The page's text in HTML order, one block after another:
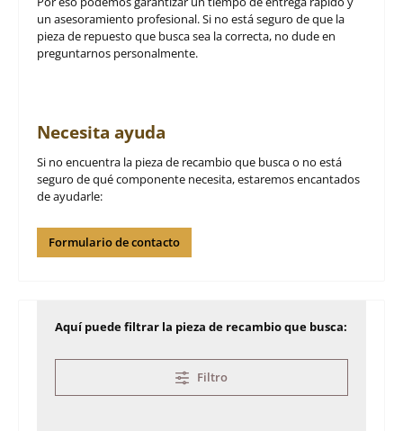
un asesoramiento profesional. Si no está seguro de que la
pieza de repuesto que busca sea la correcta, no dude en
preguntarnos personalmente.
Necesita ayuda
Si no encuentra la pieza de recambio que busca o no está
seguro de qué componente necesita, estaremos encantados
de ayudarle:
Formulario de contacto
Aquí puede filtrar la pieza de recambio que busca:
Filtro